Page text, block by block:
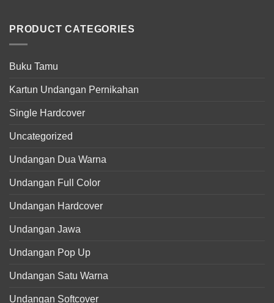
PRODUCT CATEGORIES
Buku Tamu
Kartun Undangan Pernikahan
Single Hardcover
Uncategorized
Undangan Dua Warna
Undangan Full Color
Undangan Hardcover
Undangan Jawa
Undangan Pop Up
Undangan Satu Warna
Undangan Softcover